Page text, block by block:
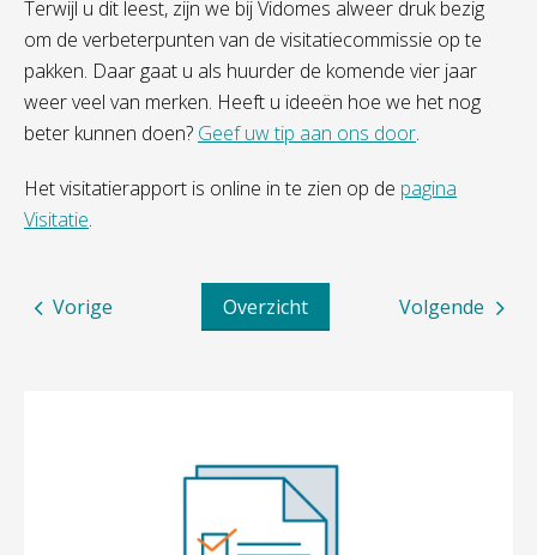
Terwijl u dit leest, zijn we bij Vidomes alweer druk bezig
om de verbeterpunten van de visitatiecommissie op te
pakken. Daar gaat u als huurder de komende vier jaar
weer veel van merken. Heeft u ideeën hoe we het nog
beter kunnen doen? Geef uw tip aan ons door.
Het visitatierapport is online in te zien op de pagina
Visitatie.
Volgende
Overzicht
Vorige